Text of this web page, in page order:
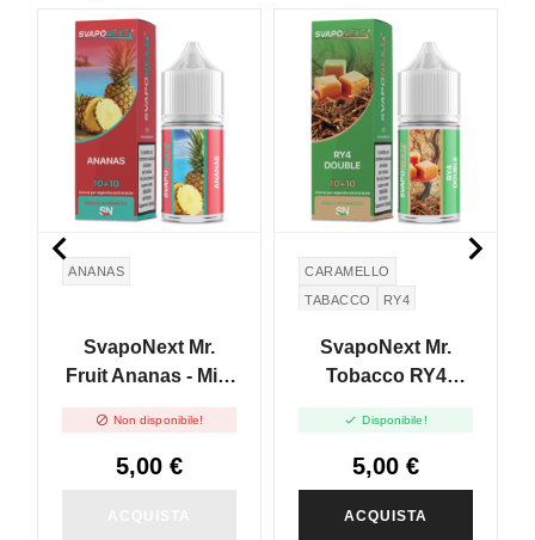
ANANAS
SvapoNext Mr.
Fruit Ananas - Mini
 Non disponibile!
5,00 €
NON DISPONIBILE
CARAMELLO
TABACCO
RY4
SvapoNext Mr.
Tobacco RY4
10+10
 Disponibile!
5,00 €
ACQUISTA
 